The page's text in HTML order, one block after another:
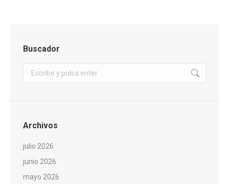
Buscador
Buscar:
Archivos
julio 2026
junio 2026
mayo 2026